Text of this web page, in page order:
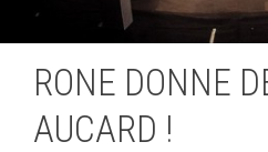
Flashback
RONE DONNE
AUCARD !